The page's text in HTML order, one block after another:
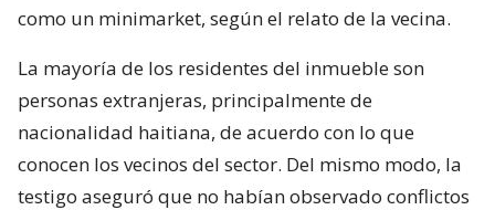
como un minimarket, según el relato de la vecina.
La mayoría de los residentes del inmueble son
personas extranjeras, principalmente de
nacionalidad haitiana, de acuerdo con lo que
conocen los vecinos del sector. Del mismo modo, la
testigo aseguró que no habían observado conflictos